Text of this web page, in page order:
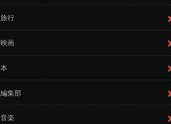
旅行
映画
本
編集部
音楽